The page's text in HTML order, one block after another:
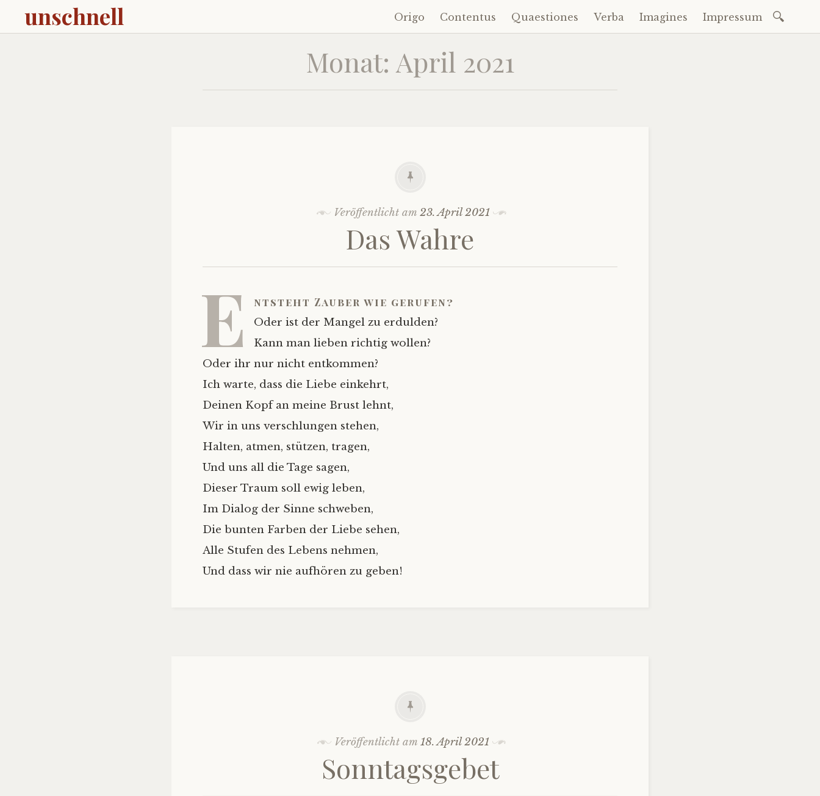
unschnell
Zum
Inhalt
springen
Origo Contentus Quaestiones Verba Imagines Impressum
Monat: April 2021
Veröffentlicht am23. April 2021
Das Wahre
E ntsteht Zauber wie gerufen?
Oder ist der Mangel zu erdulden?
Kann man lieben richtig wollen?
Oder ihr nur nicht entkommen?
Ich warte, dass die Liebe einkehrt,
Deinen Kopf an meine Brust lehnt,
Wir in uns verschlungen stehen,
Halten, atmen, stützen, tragen,
Und uns all die Tage sagen,
Dieser Traum soll ewig leben,
Im Dialog der Sinne schweben,
Die bunten Farben der Liebe sehen,
Alle Stufen des Lebens nehmen,
Und dass wir nie aufhören zu geben!
Veröffentlicht am18. April 2021
Sonntagsgebet